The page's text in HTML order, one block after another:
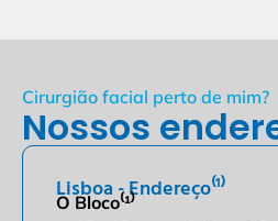
Cirurgião facial perto de mim?
Nossos
Lisboa - Endereço⁽¹⁾
O Bloco⁽¹⁾